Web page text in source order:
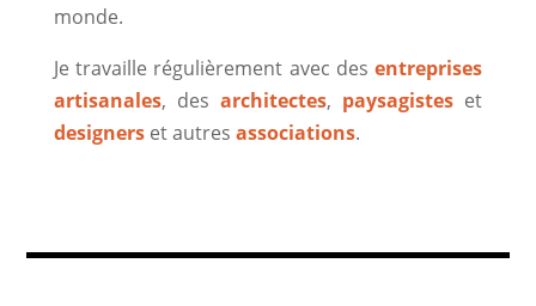
monde.
​Je travaille régulièrement avec desentreprises
artisanales, des architectes, paysagistes et
designers et autres associations.